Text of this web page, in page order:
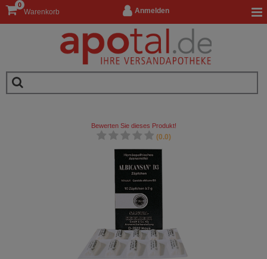
Anmelden
Warenkorb
0
Bewerten Sie dieses Produkt!
(0.0)